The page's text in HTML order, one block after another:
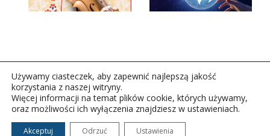
Copyright © 2026Polskie Radio Rzeszów S.A. w likwidacj.
Wszelkie prawa zastrzeżone.
Używamy ciasteczek, aby zapewnić najlepszą jakość
korzystania z naszej witryny.
Więcej informacji na temat plików cookie, których używamy,
oraz możliwości ich wyłączenia znajdziesz w ustawieniach.
Akceptuj Odrzuć Ustawienia